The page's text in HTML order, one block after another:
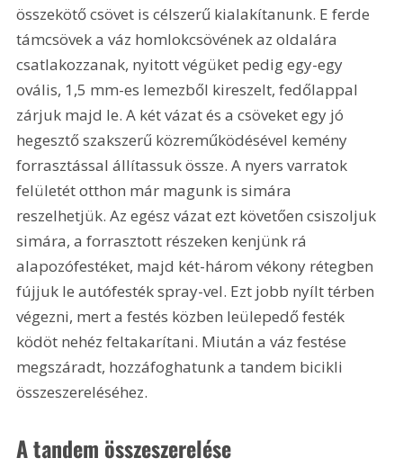
összekötő csövet is célszerű kialakítanunk. E ferde
támcsövek a váz homlokcsövének az oldalára
csatlakozzanak, nyitott végüket pedig egy-egy
ovális, 1,5 mm-es lemezből kireszelt, fedőlappal
zárjuk majd le. A két vázat és a csöveket egy jó
hegesztő szakszerű közreműködésével kemény
forrasztással állítassuk össze. A nyers varratok
felületét otthon már magunk is simára
reszelhetjük. Az egész vázat ezt követően csiszoljuk
simára, a forrasztott részeken kenjünk rá
alapozófestéket, majd két-három vékony rétegben
fújjuk le autófesték spray-vel. Ezt jobb nyílt térben
végezni, mert a festés közben leülepedő festék
ködöt nehéz feltakarítani. Miután a váz festése
megszáradt, hozzáfoghatunk a tandem bicikli
összeszereléséhez.
A tandem összeszerelése